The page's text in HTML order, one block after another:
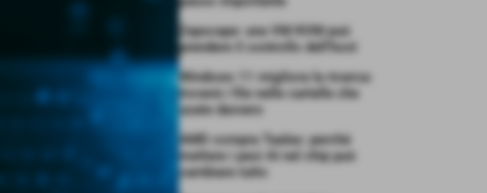
Zapscape: una VM KVM può
prendere il controllo dell’host
Windows 11 migliora la ricerca:
troverà i file nelle cartelle che
usate davvero
AMD compra Taalas: perché
mettere i pesi AI nel chip può
cambiare tutto